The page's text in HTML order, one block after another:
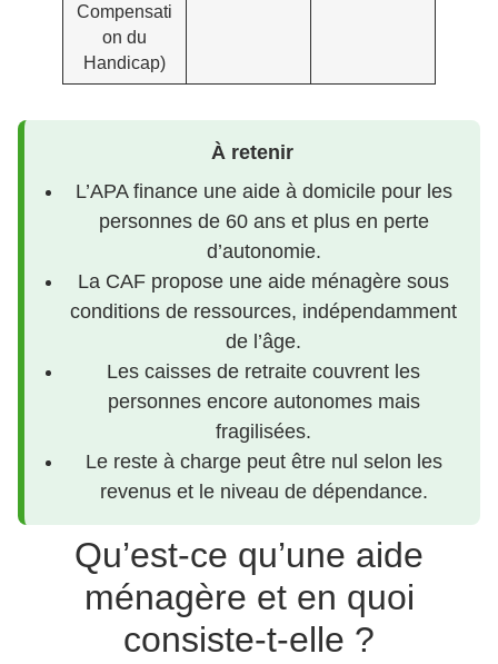
Compensati
on du
Handicap)
À retenir
L’APA finance une aide à domicile pour les
personnes de 60 ans et plus en perte
d’autonomie.
La CAF propose une aide ménagère sous
conditions de ressources, indépendamment
de l’âge.
Les caisses de retraite couvrent les
personnes encore autonomes mais
fragilisées.
Le reste à charge peut être nul selon les
revenus et le niveau de dépendance.
Qu’est-ce qu’une aide
ménagère et en quoi
consiste-t-elle ?